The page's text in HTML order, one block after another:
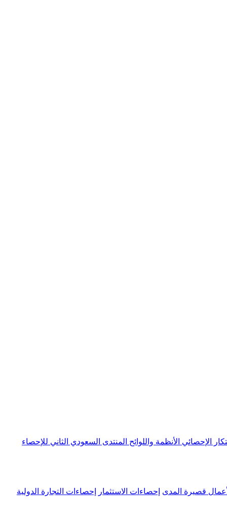
الإحصائي الأنظمة واللوائح المنتدى السعودي الثاني للإحصاء
قصيرة المدى إحصاءات الاستثمار إحصاءات التجارة الدولية